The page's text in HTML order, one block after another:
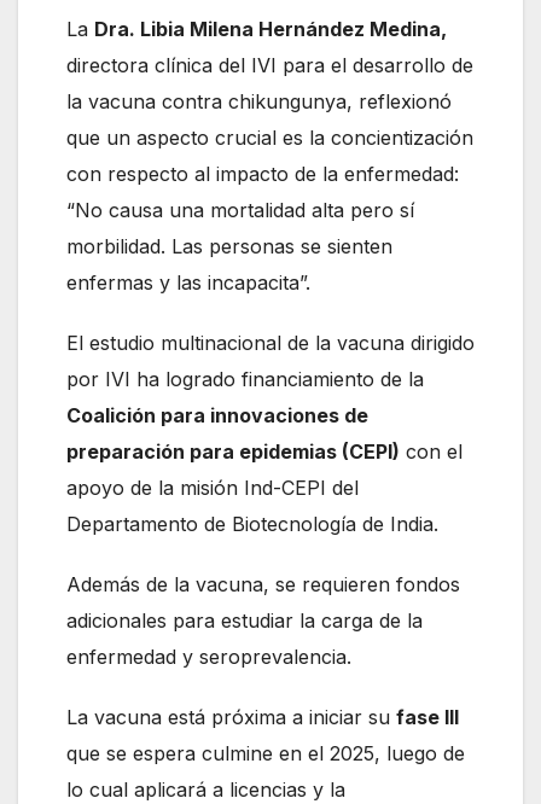
La Dra. Libia Milena Hernández Medina,
directora clínica del IVI para el desarrollo de
la vacuna contra chikungunya, reflexionó
que un aspecto crucial es la concientización
con respecto al impacto de la enfermedad:
“No causa una mortalidad alta pero sí
morbilidad. Las personas se sienten
enfermas y las incapacita”.
El estudio multinacional de la vacuna dirigido
por IVI ha logrado financiamiento de la
Coalición para innovaciones de
preparación para epidemias (CEPI) con el
apoyo de la misión Ind-CEPI del
Departamento de Biotecnología de India.
Además de la vacuna, se requieren fondos
adicionales para estudiar la carga de la
enfermedad y seroprevalencia.
La vacuna está próxima a iniciar su fase III
que se espera culmine en el 2025, luego de
lo cual aplicará a licencias y la